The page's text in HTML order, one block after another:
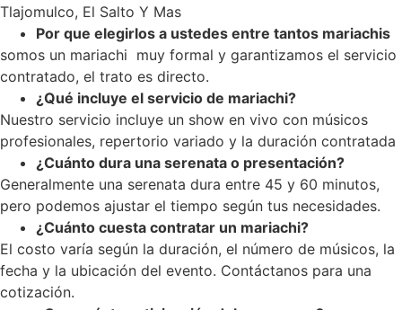
Tlajomulco, El Salto Y Mas
Por que elegirlos a ustedes entre tantos mariachis
somos un mariachi muy formal y garantizamos el servicio
contratado, el trato es directo.
¿Qué incluye el servicio de mariachi?
Nuestro servicio incluye un show en vivo con músicos
profesionales, repertorio variado y la duración contratada
¿Cuánto dura una serenata o presentación?
Generalmente una serenata dura entre 45 y 60 minutos,
pero podemos ajustar el tiempo según tus necesidades.
¿Cuánto cuesta contratar un mariachi?
El costo varía según la duración, el número de músicos, la
fecha y la ubicación del evento. Contáctanos para una
cotización.